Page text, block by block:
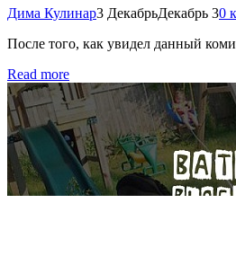
Дима Кулинар3 ДекабрьДекабрь 30
После того, как увидел данный
Read more